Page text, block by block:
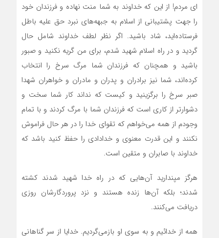
ای مردم! از این که خداوند به شما منت نهاده و فرزندان خود
را جهت پشتیبانی از اسلام به جبهه‌های نبرد حق علیه باطل
فرستاده‌اید، شاد باشید. اگر نظر لطف خداوند شامل حال
گردید و در راه اسلام شهید شدم، برای من گریه نکنید و صبور
باشید و همچنان که فرزندان شما مرگ سرخ را انتخاب
کرده‌اند، شما نیز برادران و پدران و مادران و خواهران شهدا
صبر سرخ را برگزینید و کیست که نداند کار شما سخت و
دشوارتر از کاری است که فرزندان شما با مرگ کردند و با تمام
وجودم از همه می‌خواهم که تقوای خدا را در هر حال فراموش
نکنند و این قدرت معنوی و خدادادی را حفظ کنید باشد که
خداوند با صابران و متقین است.
هرگز مپندارید آن‌هایی که در راه خدا شهید شدند کشته
شدند؛ بلکه آن‌ها زنده‌ هستند و نزد پروردگارشان روزی
دریافت می‌کنند.
همه از خدائیم و به سوی او بازمی‌گردیم. خدایا از سر گناهانی